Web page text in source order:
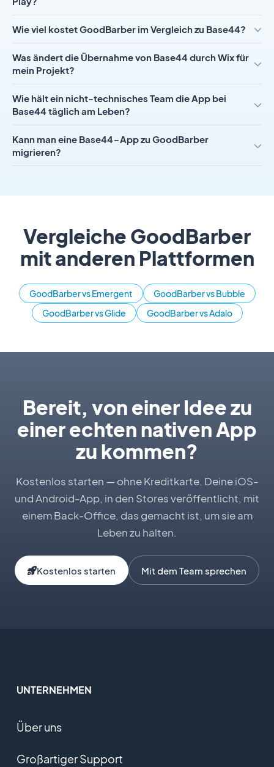
Wie viel kostet GoodBarber im Vergleich zu Base44?
Was ändert die Übernahme von Base44 durch Wix für
mein Projekt?
Wie hält ein nicht-technisches Team die App bei
Base44 täglich am Leben?
Kann man eine Base44-App zu GoodBarber
migrieren?
Vergleiche GoodBarber
mit anderen Plattformen
GoodBarber vs Emergent
GoodBarber vs Bubble
GoodBarber vs Glide
GoodBarber vs Adalo
Bereit, von einer Idee zu
einer echten nativen App
zu kommen?
Kostenlos starten — ohne Kreditkarte. Deine iOS-
und Android-App, in den Stores veröffentlicht, mit
einem Back-Office, das gemacht ist, um sie am
Leben zu halten.
Kostenlos starten Mit dem Team sprechen
UNTERNEHMEN
Über uns
Großartiger Support